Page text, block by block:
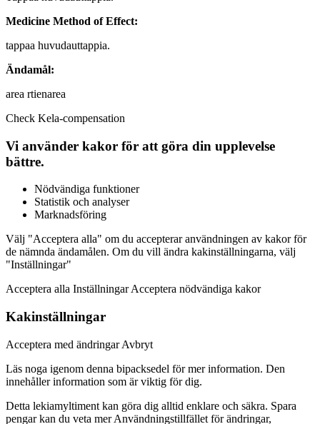
Medicine Method of Effect:
tappaa huvudauttappia.
Ändamål:
area rtienarea
Check Kela-compensation
Vi använder kakor för att göra din upplevelse
bättre.
Nödvändiga funktioner
Statistik och analyser
Marknadsföring
Välj "Acceptera alla" om du accepterar användningen av kakor för
de nämnda ändamålen. Om du vill ändra kakinställningarna, välj
"Inställningar"
Acceptera alla Inställningar Acceptera nödvändiga kakor
Kakinställningar
Acceptera med ändringar Avbryt
Läs noga igenom denna bipacksedel för mer information. Den
innehåller information som är viktig för dig.
Detta lekiamyltiment kan göra dig alltid enklare och säkra. Spara
pengar kan du veta merAnvändningstillfället för ändringar,